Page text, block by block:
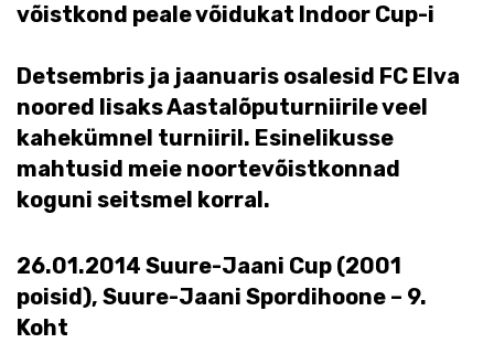
võistkond peale võidukat Indoor Cup-i
Detsembris ja jaanuaris osalesid FC Elva
noored lisaks Aastalõputurniirile veel
kahekümnel turniiril. Esinelikusse
mahtusid meie noortevõistkonnad
koguni seitsmel korral.
26.01.2014 Suure-Jaani Cup (2001
poisid), Suure-Jaani Spordihoone – 9.
Koht